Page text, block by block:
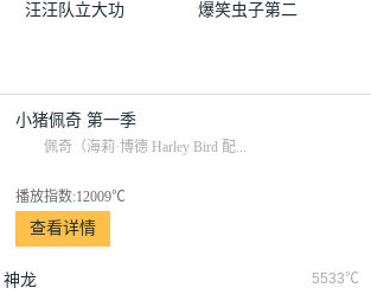
汪汪队立大功
爆笑虫子第二
小猪佩奇 第一季
佩奇（海莉·博德 Harley Bird 配...
播放指数:12009℃
查看详情
5533℃
神龙